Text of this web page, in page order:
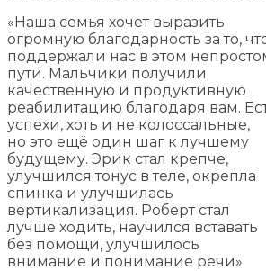
«Наша семья хочет выразить
огромную благодарность за то,
поддержали нас в этом
пути. Мальчики получили
качественную и продуктивную
реабилитацию благодаря вам.
успехи, хоть и не колоссальные,
но это ещё один шаг к лучшему
будущему. Эрик стал крепче,
улучшился тонус в теле, окрепла
спинка и улучшилась
вертикализация. Роберт стал
лучше ходить, научился вставать
без помощи, улучшилось
внимание и понимание речи».